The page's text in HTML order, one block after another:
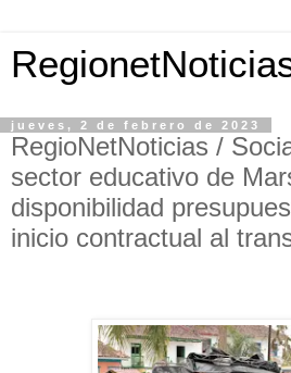
jueves, 2 de febrero de 2023
RegioNetNoticias /
sector educativo de
disponibilidad
inicio contractual al